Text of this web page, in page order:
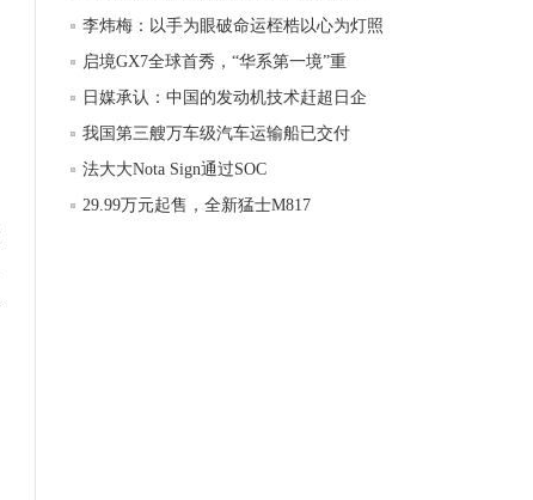
李炜梅：以手为眼破命运桎梏以心为灯照
启境GX7全球首秀，“华系第一境”重
日媒承认：中国的发动机技术赶超日企
我国第三艘万车级汽车运输船已交付
法大大Nota Sign通过SOC
29.99万元起售，全新猛士M817